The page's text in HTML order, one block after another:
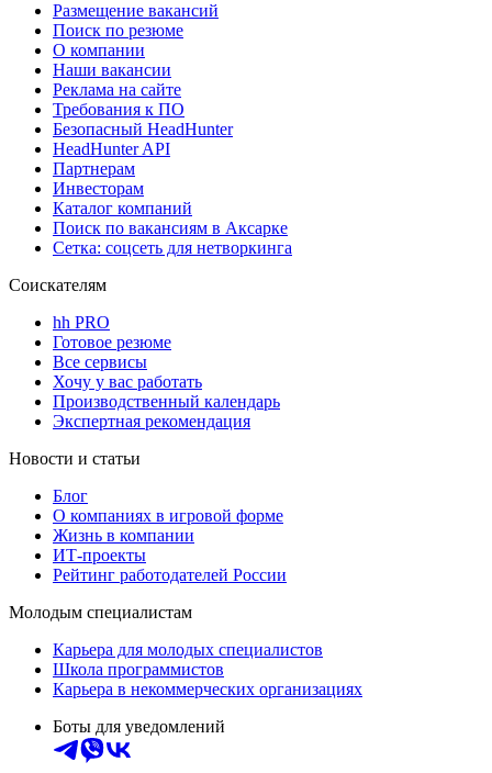
Размещение вакансий
Поиск по резюме
О компании
Наши вакансии
Реклама на сайте
Требования к ПО
Безопасный HeadHunter
HeadHunter API
Партнерам
Инвесторам
Каталог компаний
Поиск по вакансиям в Аксарке
Сетка: соцсеть для нетворкинга
Соискателям
hh PRO
Готовое резюме
Все сервисы
Хочу у вас работать
Производственный календарь
Экспертная рекомендация
Новости и статьи
Блог
О компаниях в игровой форме
Жизнь в компании
ИТ-проекты
Рейтинг работодателей России
Молодым специалистам
Карьера для молодых специалистов
Школа программистов
Карьера в некоммерческих организациях
Боты для уведомлений